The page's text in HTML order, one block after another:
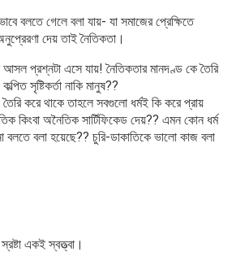
বলতে গেলে বলা যায়- যা সমাজের প্রেক্ষিতে
দেয় তাই নৈতিকতা।
প্রশ্নটা এসে যায়! নৈতিকতার মানদণ্ড কে তৈরি
সৃষ্টিকর্তা নাকি মানুষ??
তৈরি করে থাকে তাহলে সবগুলো ধর্মই কি করে প্রায়
কিংবা অনৈতিক সার্টিফিকেড দেয়?? এমন কোন ধর্ম
বলা হয়েছে?? চুরি-ডাকাতিকে ভালো কাজ বলা
একই স্বত্ত্বা।